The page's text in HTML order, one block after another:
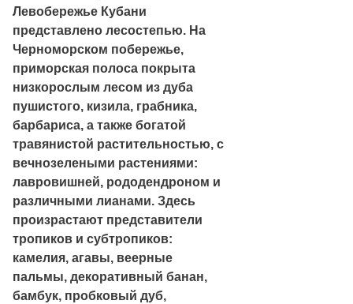
Левобережье Кубани
представлено лесостепью. На
Черноморском побережье,
приморская полоса покрыта
низкорослым лесом из дуба
пушистого, кизила, грабника,
барбариса, а также богатой
травянистой растительностью, с
вечнозелеными растениями:
лавровишней, рододендроном и
различными лианами. Здесь
произрастают представители
тропиков и субтропиков:
камелия, агавы, веерные
пальмы, декоративный банан,
бамбук, пробковый дуб,